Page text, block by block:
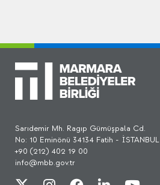
Sarıdemir Mh. Ragıp Gümüşpala Cd.
No: 10 Eminönü 34134 Fatih - İSTANBUL
+90 (212) 402 19 00
info@mbb.gov.tr